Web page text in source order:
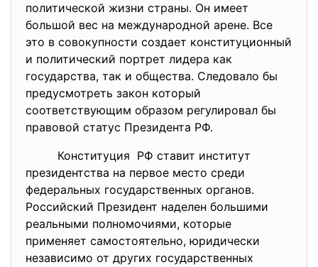
политической жизни страны. Он имеет
большой вес на международной арене. Все
это в совокупности создает конституционный
и политический портрет лидера как
государства, так и общества. Следовало бы
предусмотреть закон который
соответствующим образом регулировал бы
правовой статус Президента РФ.
Конституция РФ ставит институт
президентства на первое место среди
федеральных государственных органов.
Российский Президент наделен большими
реальными полномочиями, которые
применяет самостоятельно, юридически
независимо от других государственных